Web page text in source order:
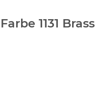
1131 Brass